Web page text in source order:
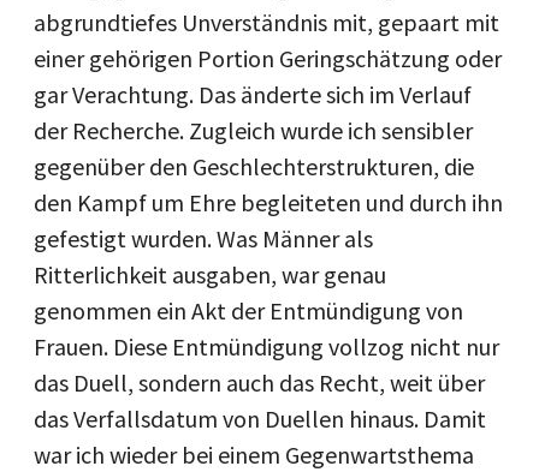
abgrundtiefes Unverständnis mit, gepaart mit
einer gehörigen Portion Geringschätzung oder
gar Verachtung. Das änderte sich im Verlauf
der Recherche. Zugleich wurde ich sensibler
gegenüber den Geschlechterstrukturen, die
den Kampf um Ehre begleiteten und durch ihn
gefestigt wurden. Was Männer als
Ritterlichkeit ausgaben, war genau
genommen ein Akt der Entmündigung von
Frauen. Diese Entmündigung vollzog nicht nur
das Duell, sondern auch das Recht, weit über
das Verfallsdatum von Duellen hinaus. Damit
war ich wieder bei einem Gegenwartsthema